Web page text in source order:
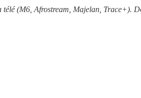
(M6, Afrostream, Majelan, Trace+).